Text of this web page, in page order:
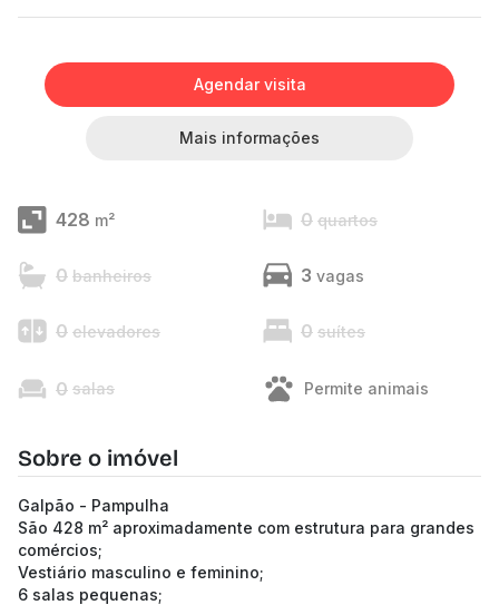
Agendar visita
Mais informações
428 m² 0 quartos
0 banheiros 3 vagas
0 elevadores 0 suítes
0 salas Permite animais
Sobre o imóvel
Galpão - Pampulha
São 428 m² aproximadamente com estrutura para grandes
comércios;
Vestiário masculino e feminino;
6 salas pequenas;